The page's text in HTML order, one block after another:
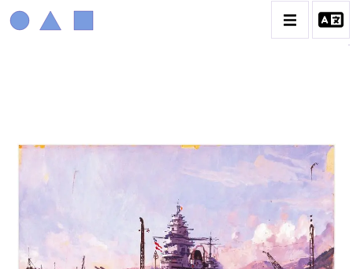
MARIN MARIE
BIOGRAPHIE
CATALOGUE DES OEUVRES
CONTACT